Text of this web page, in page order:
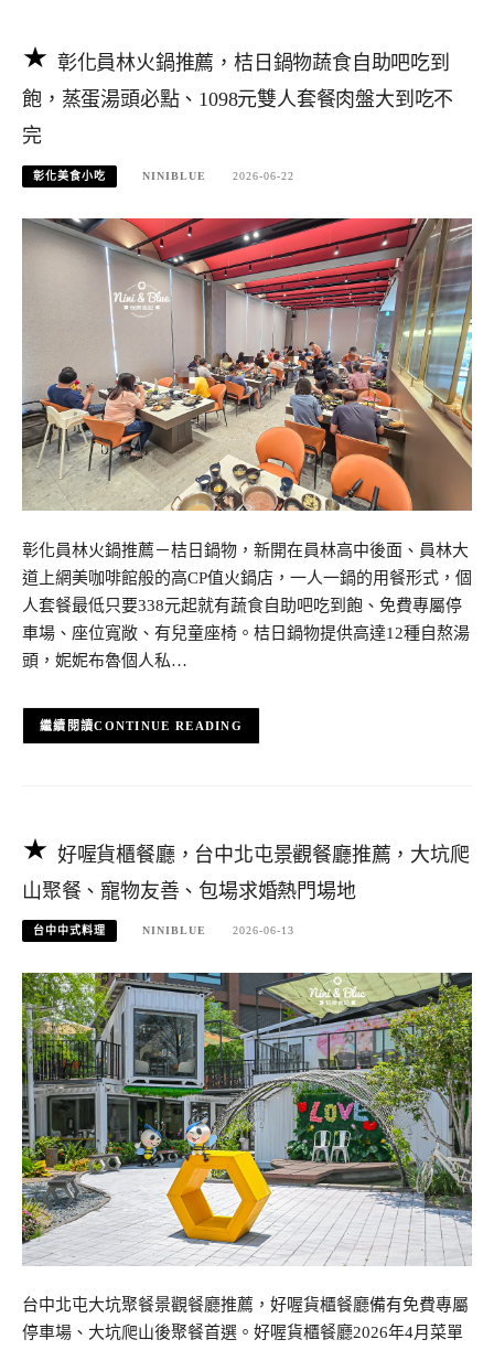
彰化員林火鍋推薦，桔日鍋物蔬食自助吧吃到
飽，蒸蛋湯頭必點、1098元雙人套餐肉盤大到吃不
完
彰化美食小吃 NINIBLUE 2026-06-22
彰化員林火鍋推薦－桔日鍋物，新開在員林高中後面、員林大
道上網美咖啡館般的高CP值火鍋店，一人一鍋的用餐形式，個
人套餐最低只要338元起就有蔬食自助吧吃到飽、免費專屬停
車場、座位寬敞、有兒童座椅。桔日鍋物提供高達12種自熬湯
頭，妮妮布魯個人私…
CONTINUE READING
好喔貨櫃餐廳，台中北屯景觀餐廳推薦，大坑爬
山聚餐、寵物友善、包場求婚熱門場地
台中中式料理 NINIBLUE 2026-06-13
台中北屯大坑聚餐景觀餐廳推薦，好喔貨櫃餐廳備有免費專屬
停車場、大坑爬山後聚餐首選。好喔貨櫃餐廳2026年4月菜單